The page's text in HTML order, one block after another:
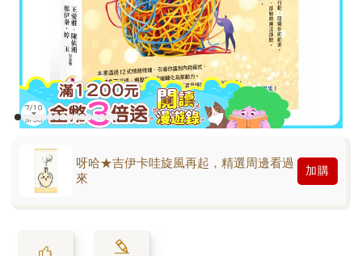
呀哈★吉伊卡哇旋風再起，精選周邊看過
來
加購